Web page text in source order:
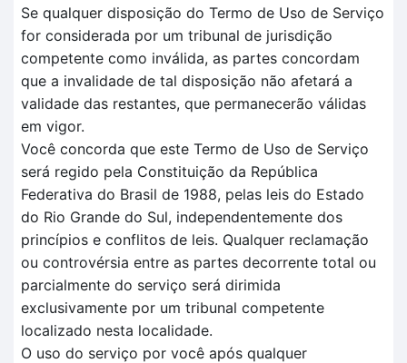
Se qualquer disposição do Termo de Uso de Serviço
for considerada por um tribunal de jurisdição
competente como inválida, as partes concordam
que a invalidade de tal disposição não afetará a
validade das restantes, que permanecerão válidas
em vigor.
Você concorda que este Termo de Uso de Serviço
será regido pela Constituição da República
Federativa do Brasil de 1988, pelas leis do Estado
do Rio Grande do Sul, independentemente dos
princípios e conflitos de leis. Qualquer reclamação
ou controvérsia entre as partes decorrente total ou
parcialmente do serviço será dirimida
exclusivamente por um tribunal competente
localizado nesta localidade.
O uso do serviço por você após qualquer